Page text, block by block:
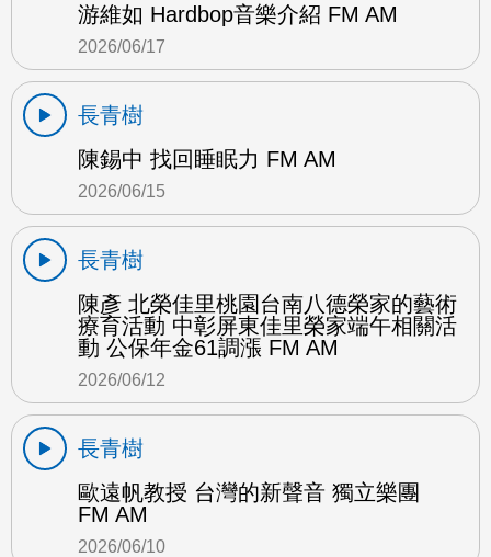
游維如 Hardbop音樂介紹 FM AM
2026/06/17
長青樹
陳錫中 找回睡眠力 FM AM
2026/06/15
長青樹
陳彥 北榮佳里桃園台南八德榮家的藝術
療育活動 中彰屏東佳里榮家端午相關活
動 公保年金61調漲 FM AM
2026/06/12
長青樹
歐遠帆教授 台灣的新聲音 獨立樂團
FM AM
2026/06/10